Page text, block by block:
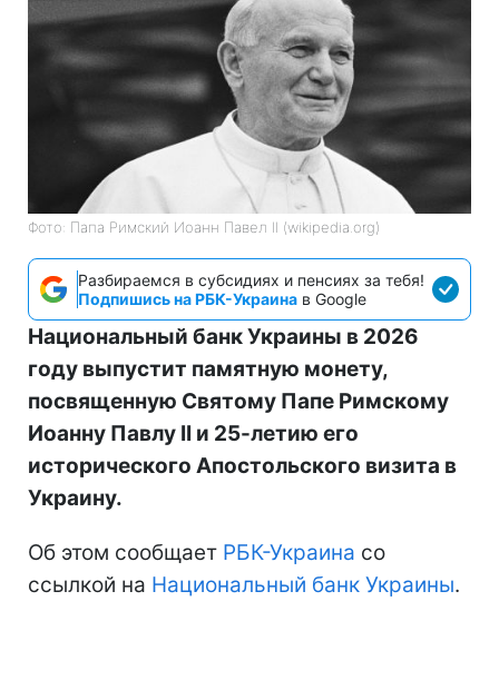
Фото: Папа Римский Иоанн Павел II (wikipedia.org)
Разбираемся в субсидиях и пенсиях за тебя!
Подпишись на РБК-Украина в Google
Национальный банк Украины в 2026
году выпустит памятную монету,
посвященную Святому Папе Римскому
Иоанну Павлу II и 25-летию его
исторического Апостольского визита в
Украину.
Об этом сообщает РБК-Украина со
ссылкой на Национальный банк Украины.